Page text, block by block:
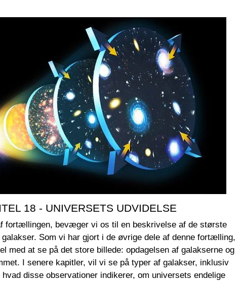
18 - UNIVERSETS UDVIDELSE
fortællingen, bevæger vi os til en beskrivelse af de største
Som vi har gjort i de øvrige dele af denne fortælling,
med at se på det store billede: opdagelsen af galakserne og
I senere kapitler, vil vi se på typer af galakser, inklusiv
disse observationer indikerer, om universets endelige